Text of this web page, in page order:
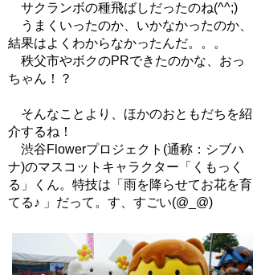
サクランボの種飛ばしだったのね(^^;)
うまくいったのか、いかなかったのか、
結果はよくわからなかったんだ。。。
秩父市やボクのPRできたのかな、おっ
ちゃん！？
そんなことより、ほかのおともだちを紹
介するね！
渋谷Flowerプロジェクト(通称：シブハ
ナ)のマスコットキャラクター「くもっく
る」くん。特技は「雨を降らせてお花を育
てる♪ 」だって。す、すごい(@_@)